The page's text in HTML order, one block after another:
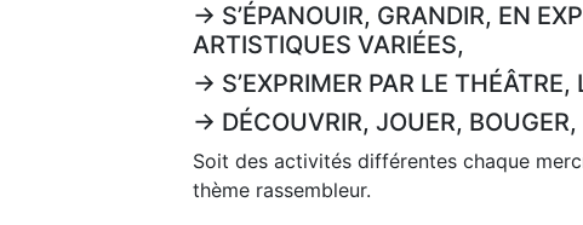
→ S’ÉPANOUIR, GRANDIR, EN
ARTISTIQUES VARIÉES,
→ S’EXPRIMER PAR LE
→ DÉCOUVRIR, JOUER,
Soit des activités différentes chaque
thème rassembleur.